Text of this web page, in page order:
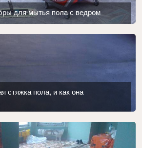
для мытья пола с ведром
стяжка пола, и как она